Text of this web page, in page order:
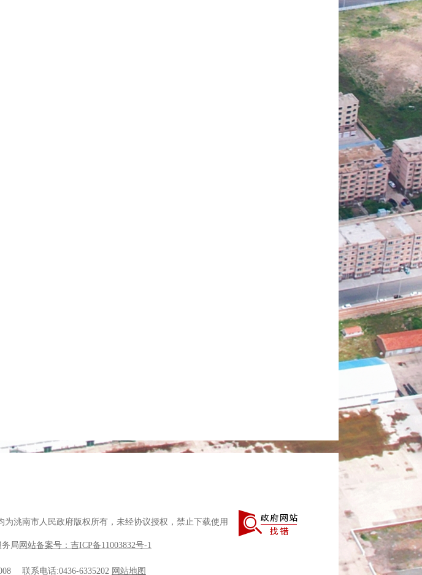
洮南市人民政府版权所有，未经协议授权，禁止下载使用
局网站备案号：吉ICP备11003832号-1
联系电话:0436-6335202 网站地图